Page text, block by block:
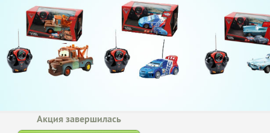
Акция завершилась